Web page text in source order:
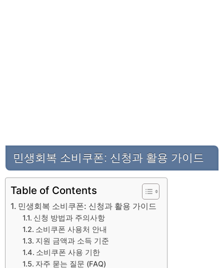
민생회복 소비쿠폰: 신청과 활용 가이드
Table of Contents
민생회복 소비쿠폰: 신청과 활용 가이드
신청 방법과 주의사항
소비쿠폰 사용처 안내
지원 금액과 소득 기준
소비쿠폰 사용 기한
자주 묻는 질문 (FAQ)